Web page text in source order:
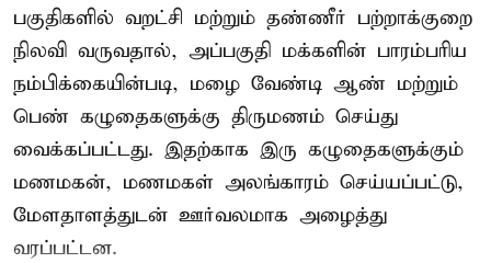
பகுதிகளில் வறட்சி மற்றும் தண்ணீர் பற்றாக்குறை
நிலவி வருவதால், அப்பகுதி மக்களின் பாரம்பரிய
நம்பிக்கையின்படி, மழை வேண்டி ஆண் மற்றும்
பெண் கழுதைகளுக்கு திருமணம் செய்து
வைக்கப்பட்டது. இதற்காக இரு கழுதைகளுக்கும்
மணமகன், மணமகள் அலங்காரம் செய்யப்பட்டு,
மேளதாளத்துடன் ஊர்வலமாக அழைத்து
வரப்பட்டன.